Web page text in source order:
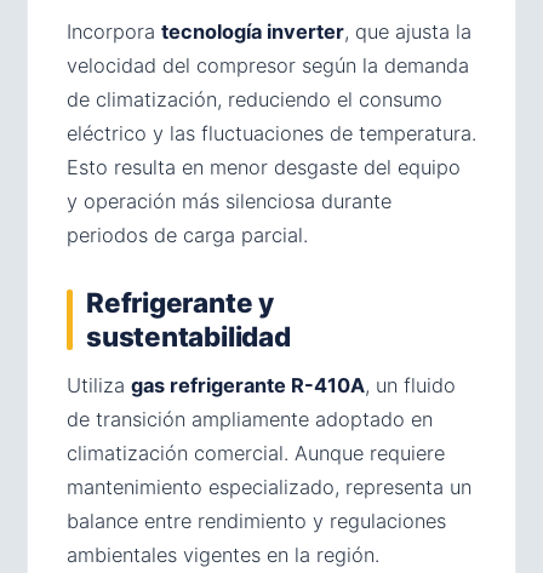
Incorpora tecnología inverter, que ajusta la
velocidad del compresor según la demanda
de climatización, reduciendo el consumo
eléctrico y las fluctuaciones de temperatura.
Esto resulta en menor desgaste del equipo
y operación más silenciosa durante
periodos de carga parcial.
Refrigerante y
sustentabilidad
Utiliza gas refrigerante R-410A, un fluido
de transición ampliamente adoptado en
climatización comercial. Aunque requiere
mantenimiento especializado, representa un
balance entre rendimiento y regulaciones
ambientales vigentes en la región.